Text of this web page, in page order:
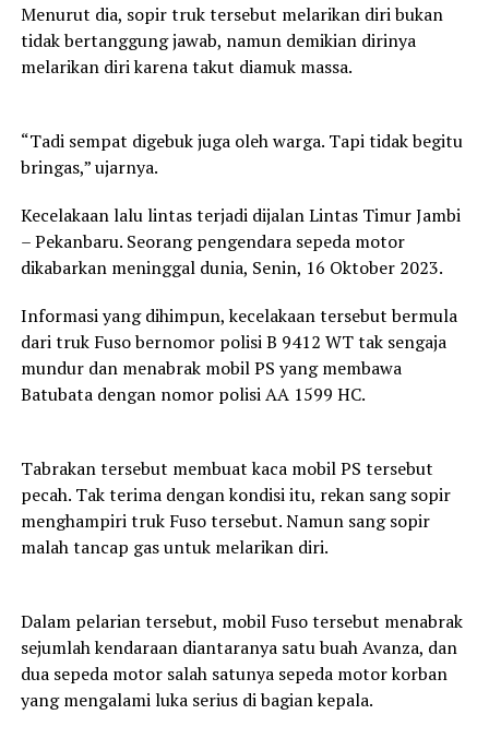
Menurut dia, sopir truk tersebut melarikan diri bukan
tidak bertanggung jawab, namun demikian dirinya
melarikan diri karena takut diamuk massa.
“Tadi sempat digebuk juga oleh warga. Tapi tidak begitu
bringas,” ujarnya.
Kecelakaan lalu lintas terjadi dijalan Lintas Timur Jambi
– Pekanbaru. Seorang pengendara sepeda motor
dikabarkan meninggal dunia, Senin, 16 Oktober 2023.
Informasi yang dihimpun, kecelakaan tersebut bermula
dari truk Fuso bernomor polisi B 9412 WT tak sengaja
mundur dan menabrak mobil PS yang membawa
Batubata dengan nomor polisi AA 1599 HC.
Tabrakan tersebut membuat kaca mobil PS tersebut
pecah. Tak terima dengan kondisi itu, rekan sang sopir
menghampiri truk Fuso tersebut. Namun sang sopir
malah tancap gas untuk melarikan diri.
Dalam pelarian tersebut, mobil Fuso tersebut menabrak
sejumlah kendaraan diantaranya satu buah Avanza, dan
dua sepeda motor salah satunya sepeda motor korban
yang mengalami luka serius di bagian kepala.